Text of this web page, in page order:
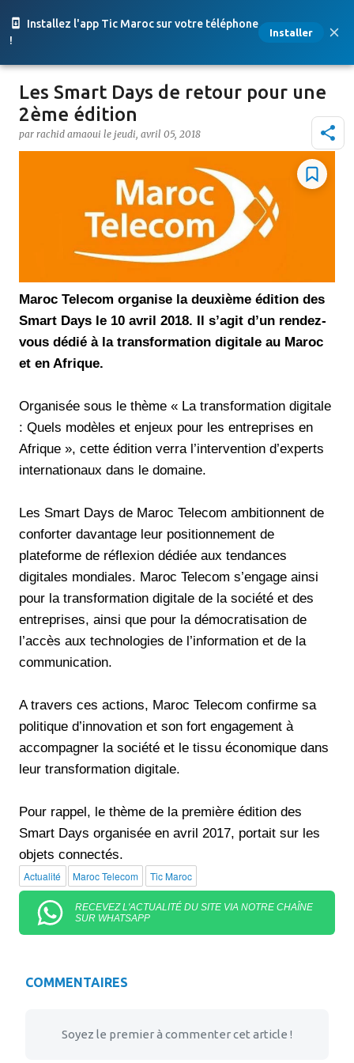
Installez l'app Tic Maroc sur votre téléphone
!
Installer
Accéder au contenu principal
Les Smart Days de retour pour une
2ème édition
par rachid amaoui le jeudi, avril 05, 2018
Maroc Telecom organise la deuxième édition des
Smart Days le 10 avril 2018. Il s’agit d ’un rendez-
vous dédié à la transformation digitale au Maroc
et en Afrique.
Organisée sous le thème « La transformation digitale
: Quels modèles et enjeux pour les entreprises en
Afrique », cette édition verra l’intervention d’experts
internationaux dans le domaine.
Les Smart Days de Maroc Telecom ambitionnent de
conforter davantage leur positionnement de
plateforme de réflexion dédiée aux tendances
digitales mondiales. Maroc Telecom s’engage ainsi
pour la transformation digitale de la société et des
entreprises, ainsi que pour la démocratisation de
l’accès aux technologies de l’information et de la
communication.
A travers ces actions, Maroc Telecom confirme sa
politique d’innovation et son fort engagement à
accompagner la société et le tissu économique dans
leur transformation digitale.
Pour rappel, le thème de la première édition des
Smart Days organisée en avril 2017, portait sur les
objets connectés.
Actualité Maroc Telecom Tic Maroc
RECEVEZ L'ACTUALITÉ DU SITE VIA NOTRE CHAÎNE
SUR WHATSAPP
COMMENTAIRES
Soyez le premier à commenter cet article !